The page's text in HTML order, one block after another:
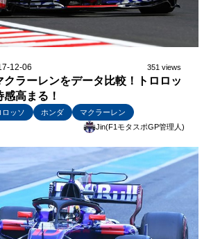
12-06 351 views
クラーレンをデータ比較！トロロッ
高まる！
ロッソ ホンダ
マクラーレン
Jin(F1モタスポGP管理人)